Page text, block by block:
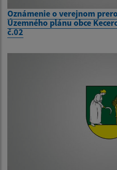
Oznámenie o verejnom
Územného plánu obce
č.02